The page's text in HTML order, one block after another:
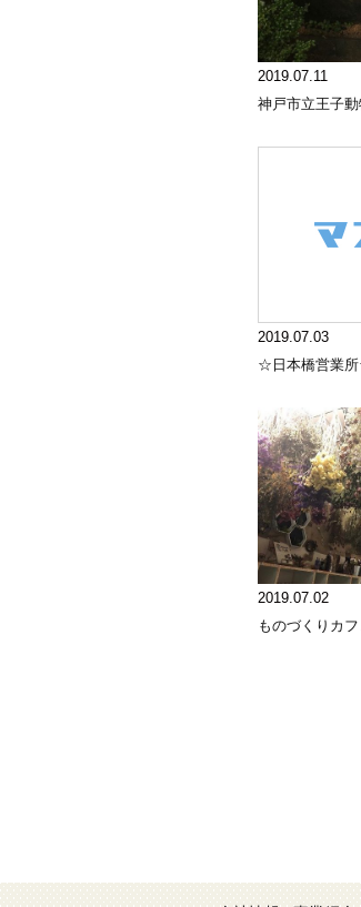
2019.07.11
神戸市立王子動
2019.07.03
☆日本橋営業
2019.07.02
ものづくりカフ